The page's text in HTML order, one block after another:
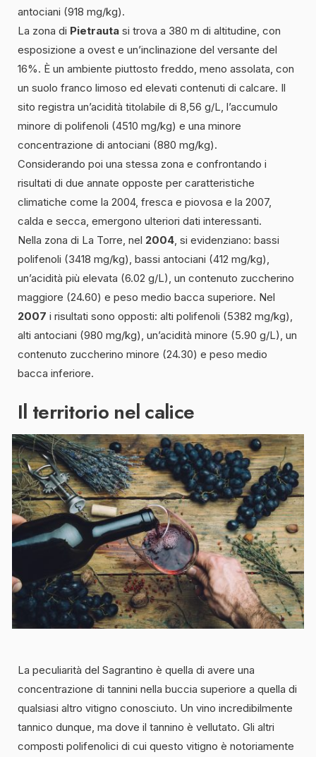
antociani (918 mg/kg).
La zona di Pietrauta si trova a 380 m di altitudine, con
esposizione a ovest e un’inclinazione del versante del
16%. È un ambiente piuttosto freddo, meno assolata, con
un suolo franco limoso ed elevati contenuti di calcare. Il
sito registra un’acidità titolabile di 8,56 g/L, l’accumulo
minore di polifenoli (4510 mg/kg) e una minore
concentrazione di antociani (880 mg/kg).
Considerando poi una stessa zona e confrontando i
risultati di due annate opposte per caratteristiche
climatiche come la 2004, fresca e piovosa e la 2007,
calda e secca, emergono ulteriori dati interessanti.
Nella zona di La Torre, nel 2004 , si evidenziano: bassi
polifenoli (3418 mg/kg), bassi antociani (412 mg/kg),
un’acidità più elevata (6.02 g/L), un contenuto zuccherino
maggiore (24.60) e peso medio bacca superiore. Nel
2007 i risultati sono opposti: alti polifenoli (5382 mg/kg),
alti antociani (980 mg/kg), un’acidità minore (5.90 g/L), un
contenuto zuccherino minore (24.30) e peso medio
bacca inferiore.
Il territorio nel calice
La peculiarità del Sagrantino è quella di avere una
concentrazione di tannini nella buccia superiore a quella di
qualsiasi altro vitigno conosciuto. Un vino incredibilmente
tannico dunque, ma dove il tannino è vellutato. Gli altri
composti polifenolici di cui questo vitigno è notoriamente